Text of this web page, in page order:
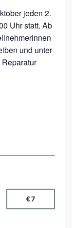
jeden 2.
Uhr statt. Ab
und unter
€7